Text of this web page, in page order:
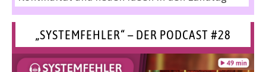
„SYSTEMFEHLER“ – DER PODCAST #28